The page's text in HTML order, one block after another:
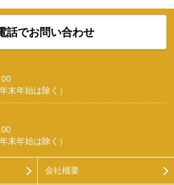
話でお問い合わせ
末年始は除く）
末年始は除く）
会社概要